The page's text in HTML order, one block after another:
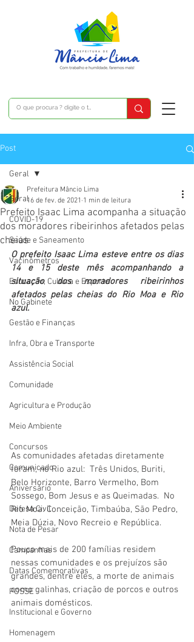
Post
Geral
COVID-19
Saúde e Saneamento
Vacinômetros
Educação, Cultura e Esporte
No Gabinete
Gestão e Finanças
Infra, Obra e Transporte
Assistência Social
Comunidade
Agricultura e Produção
Meio Ambiente
Concursos
Comunicado
Aniversário
Defesa Civil
Nota de Pesar
Campanhas
Datas Comemorativas
POSSE
Institucional e Governo
Homenagem
Geral
Prefeito Isaac Lima acompanha a situação
dos moradores ribeirinhos afetados pelas
cheias
Prefeitura Mâncio Lima
16 de fev. de 2021 1 min de leitura
O prefeito Isaac Lima esteve entre os dias
14 e 15 deste mês acompanhando a
situação dos moradores ribeirinhos
afetados pelas cheias do Rio Moa e Rio
azul.
As comunidades afetadas diretamente
foram, no Rio azul:  Três Unidos, Buriti,
Belo Horizonte, Barro Vermelho, Bom
Sossego, Bom Jesus e as Queimadas.  No
Rio Moa: Conceição, Timbaúba, São Pedro,
Meia Dúzia, Novo Recreio e República.
Pouco mais de 200 famílias residem
nessas comunidades e os prejuízos são
grandes, dentre eles, a morte de animais
como galinhas, criação de porcos e outros
animais domésticos.